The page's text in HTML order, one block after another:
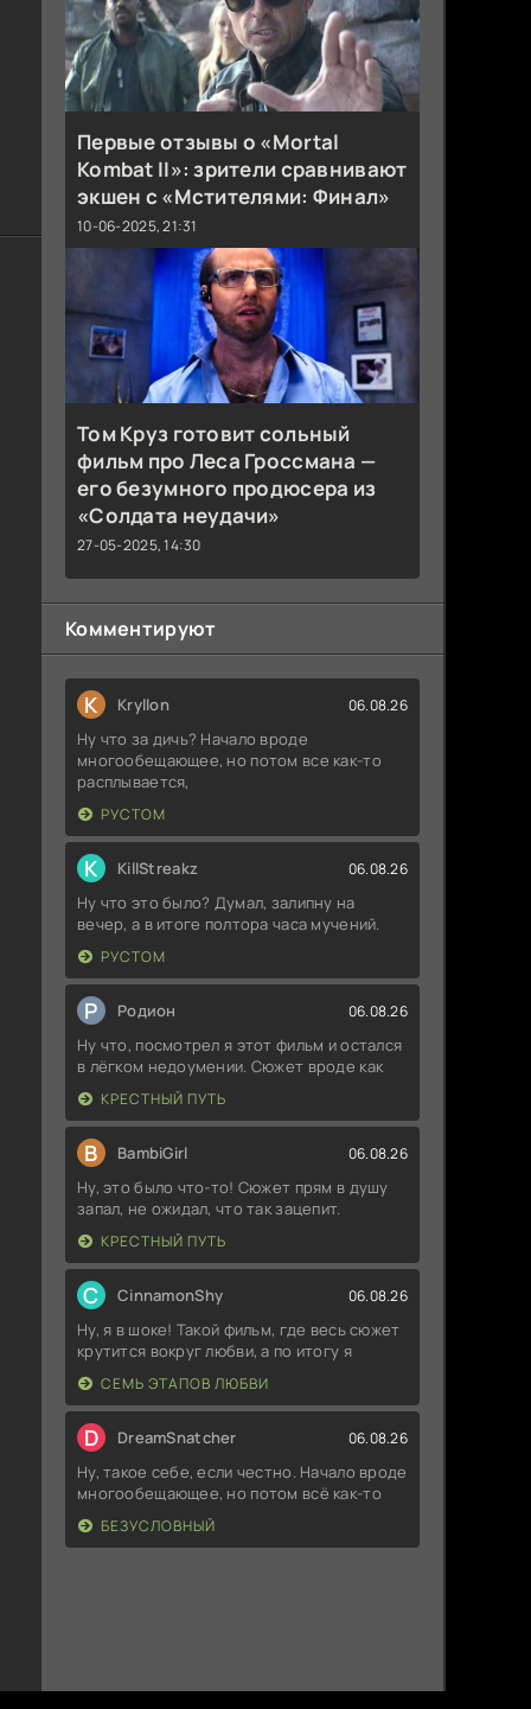
Первые отзывы о «Mortal
Kombat II»: зрители сравнивают
экшен с «Мстителями: Финал»
10-06-2025, 21:31
Том Круз готовит сольный
фильм про Леса Гроссмана —
его безумного продюсера из
«Солдата неудачи»
27-05-2025, 14:30
Комментируют
K Kryllon 06.08.26
Ну что за дичь? Начало вроде
многообещающее, но потом все как-то
расплывается,
РУСТОМ
K KillStreakz 06.08.26
Ну что это было? Думал, залипну на
вечер, а в итоге полтора часа мучений.
РУСТОМ
Р Родион 06.08.26
Ну что, посмотрел я этот фильм и остался
в лёгком недоумении. Сюжет вроде как
КРЕСТНЫЙ ПУТЬ
B BambiGirl 06.08.26
Ну, это было что-то! Сюжет прям в душу
запал, не ожидал, что так зацепит.
КРЕСТНЫЙ ПУТЬ
C CinnamonShy 06.08.26
Ну, я в шоке! Такой фильм, где весь сюжет
крутится вокруг любви, а по итогу я
СЕМЬ ЭТАПОВ ЛЮБВИ
D DreamSnatcher 06.08.26
Ну, такое себе, если честно. Начало вроде
многообещающее, но потом всё как-то
БЕЗУСЛОВНЫЙ